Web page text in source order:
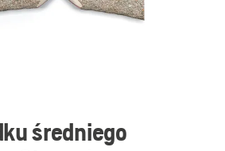
średniego